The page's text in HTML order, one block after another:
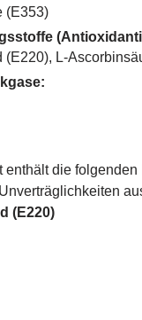
(E353)
(E220), L-
enthält die folgenden
(E220)